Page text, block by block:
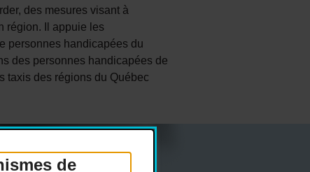
de
des mesures visant à
région. Il appuie les
personnes handicapées du
des personnes handicapées de
taxis des régions du Québec